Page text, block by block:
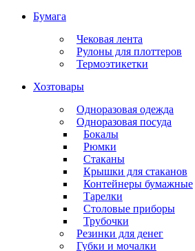
Бумага
Чековая лента
Рулоны для плоттеров
Термоэтикетки
Хозтовары
Одноразовая одежда
Одноразовая посуда
Бокалы
Рюмки
Стаканы
Крышки для стаканов
Контейнеры бумажные
Тарелки
Столовые приборы
Трубочки
Резинки для денег
Губки и мочалки